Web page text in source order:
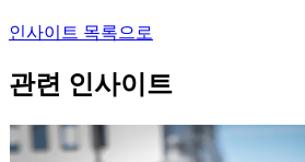
인사이트 목록으로
관련 인사이트